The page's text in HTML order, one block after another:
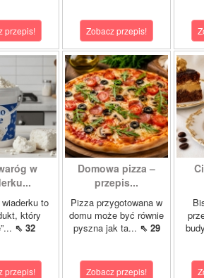
przepis! Zobacz przepis!
w
to
który
⇖ 32
przepis!
Domowa pizza –
przepis...
Pizza przygotowana w
domu może być równie
pyszna jak ta... ⇖ 29
Zobacz przepis!